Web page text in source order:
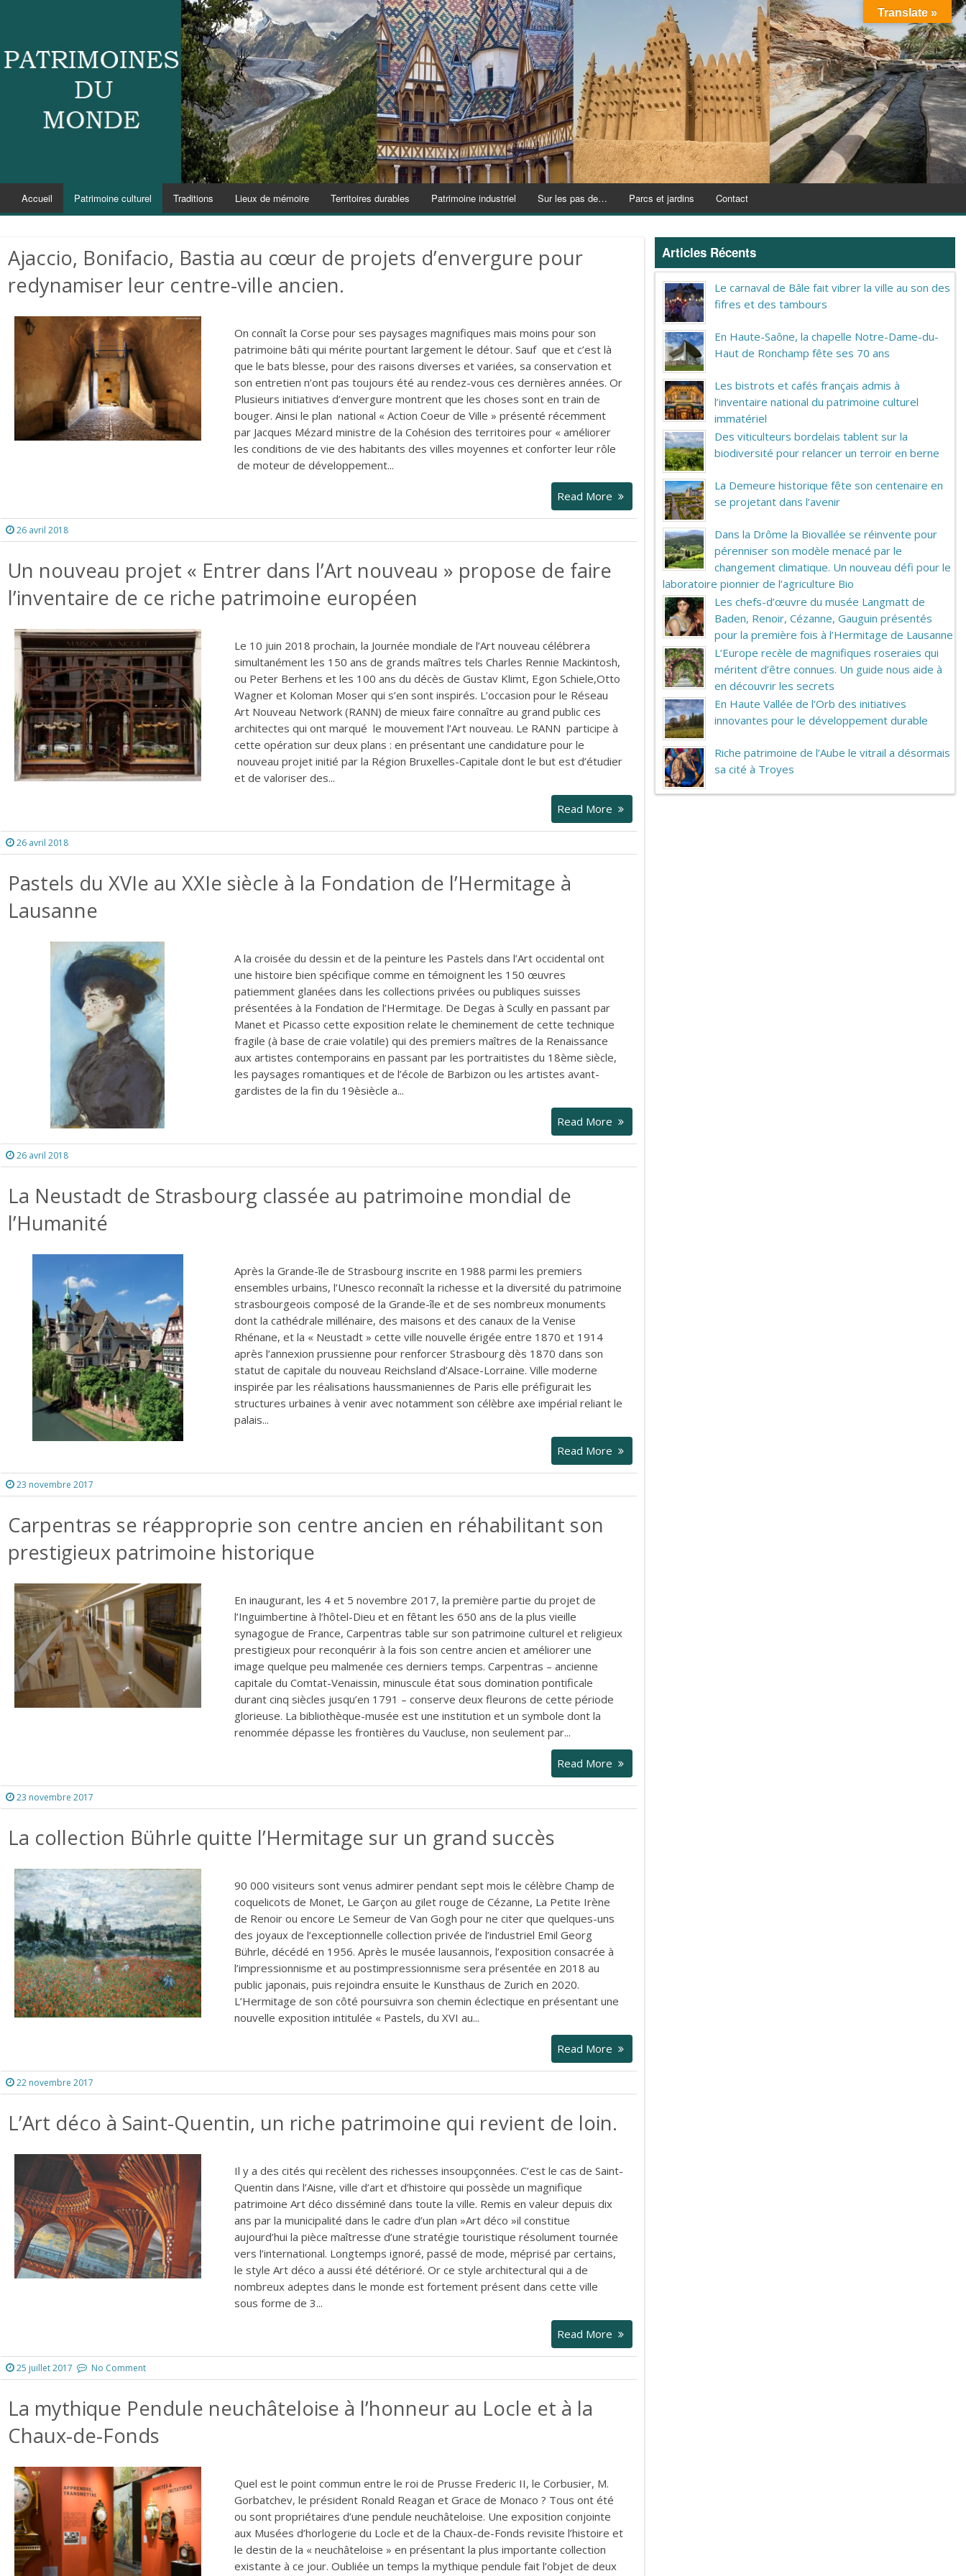
Accueil Patrimoine culturel Traditions Lieux de mémoire Territoires durables Patrimoine industriel Sur les pas de… Parcs et jardins Contact
Ajaccio, Bonifacio, Bastia au cœur de projets d’envergure pour
redynamiser leur centre-ville ancien.
On connaît la Corse pour ses paysages magnifiques mais moins pour son
patrimoine bâti qui mérite pourtant largement le détour. Sauf que et c’est là
que le bats blesse, pour des raisons diverses et variées, sa conservation et
son entretien n’ont pas toujours été au rendez-vous ces dernières années. Or
Plusieurs initiatives d’envergure montrent que les choses sont en train de
bouger. Ainsi le plan national « Action Coeur de Ville » présenté récemment
par Jacques Mézard ministre de la Cohésion des territoires pour « améliorer
les conditions de vie des habitants des villes moyennes et conforter leur rôle
de moteur de développement...
Read More
26 avril 2018
Un nouveau projet « Entrer dans l’Art nouveau » propose de faire
l’inventaire de ce riche patrimoine européen
Le 10 juin 2018 prochain, la Journée mondiale de l’Art nouveau célébrera
simultanément les 150 ans de grands maîtres tels Charles Rennie Mackintosh,
ou Peter Berhens et les 100 ans du décès de Gustav Klimt, Egon Schiele,Otto
Wagner et Koloman Moser qui s’en sont inspirés. L’occasion pour le Réseau
Art Nouveau Network (RANN) de mieux faire connaître au grand public ces
architectes qui ont marqué le mouvement l’Art nouveau. Le RANN participe à
cette opération sur deux plans : en présentant une candidature pour le
nouveau projet initié par la Région Bruxelles-Capitale dont le but est d’étudier
et de valoriser des...
Read More
26 avril 2018
Pastels du XVIe au XXIe siècle à la Fondation de l’Hermitage à
Lausanne
A la croisée du dessin et de la peinture les Pastels dans l’Art occidental ont
une histoire bien spécifique comme en témoignent les 150 œuvres
patiemment glanées dans les collections privées ou publiques suisses
présentées à la Fondation de l’Hermitage. De Degas à Scully en passant par
Manet et Picasso cette exposition relate le cheminement de cette technique
fragile (à base de craie volatile) qui des premiers maîtres de la Renaissance
aux artistes contemporains en passant par les portraitistes du 18ème siècle,
les paysages romantiques et de l’école de Barbizon ou les artistes avant-
gardistes de la fin du 19èsiècle a...
Read More
26 avril 2018
La Neustadt de Strasbourg classée au patrimoine mondial de
l’Humanité
Après la Grande-île de Strasbourg inscrite en 1988 parmi les premiers
ensembles urbains, l’Unesco reconnaît la richesse et la diversité du patrimoine
strasbourgeois composé de la Grande-île et de ses nombreux monuments
dont la cathédrale millénaire, des maisons et des canaux de la Venise
Rhénane, et la « Neustadt » cette ville nouvelle érigée entre 1870 et 1914
après l’annexion prussienne pour renforcer Strasbourg dès 1870 dans son
statut de capitale du nouveau Reichsland d’Alsace-Lorraine. Ville moderne
inspirée par les réalisations haussmaniennes de Paris elle préfigurait les
structures urbaines à venir avec notamment son célèbre axe impérial reliant le
palais...
Read More
23 novembre 2017
Carpentras se réapproprie son centre ancien en réhabilitant son
prestigieux patrimoine historique
En inaugurant, les 4 et 5 novembre 2017, la première partie du projet de
l’Inguimbertine à l’hôtel-Dieu et en fêtant les 650 ans de la plus vieille
synagogue de France, Carpentras table sur son patrimoine culturel et religieux
prestigieux pour reconquérir à la fois son centre ancien et améliorer une
image quelque peu malmenée ces derniers temps. Carpentras – ancienne
capitale du Comtat-Venaissin, minuscule état sous domination pontificale
durant cinq siècles jusqu’en 1791 – conserve deux fleurons de cette période
glorieuse. La bibliothèque-musée est une institution et un symbole dont la
renommée dépasse les frontières du Vaucluse, non seulement par...
Read More
23 novembre 2017
La collection Bührle quitte l’Hermitage sur un grand succès
90 000 visiteurs sont venus admirer pendant sept mois le célèbre Champ de
coquelicots de Monet, Le Garçon au gilet rouge de Cézanne, La Petite Irène
de Renoir ou encore Le Semeur de Van Gogh pour ne citer que quelques-uns
des joyaux de l’exceptionnelle collection privée de l’industriel Emil Georg
Bührle, décédé en 1956. Après le musée lausannois, l’exposition consacrée à
l’impressionnisme et au postimpressionnisme sera présentée en 2018 au
public japonais, puis rejoindra ensuite le Kunsthaus de Zurich en 2020.
L’Hermitage de son côté poursuivra son chemin éclectique en présentant une
nouvelle exposition intitulée « Pastels, du XVI au...
Read More
22 novembre 2017
L’Art déco à Saint-Quentin, un riche patrimoine qui revient de loin.
Il y a des cités qui recèlent des richesses insoupçonnées. C’est le cas de Saint-
Quentin dans l’Aisne, ville d’art et d’histoire qui possède un magnifique
patrimoine Art déco disséminé dans toute la ville. Remis en valeur depuis dix
ans par la municipalité dans le cadre d’un plan »Art déco »il constitue
aujourd’hui la pièce maîtresse d’une stratégie touristique résolument tournée
vers l’international. Longtemps ignoré, passé de mode, méprisé par certains,
le style Art déco a aussi été détérioré. Or ce style architectural qui a de
nombreux adeptes dans le monde est fortement présent dans cette ville
sous forme de 3...
Read More
25 juillet 2017 No Comment
La mythique Pendule neuchâteloise à l’honneur au Locle et à la
Chaux-de-Fonds
Quel est le point commun entre le roi de Prusse Frederic II, le Corbusier, M.
Gorbatchev, le président Ronald Reagan et Grace de Monaco ? Tous ont été
ou sont propriétaires d’une pendule neuchâteloise. Une exposition conjointe
aux Musées d’horlogerie du Locle et de la Chaux-de-Fonds revisite l’histoire et
le destin de la « neuchâteloise » en présentant la plus importante collection
existante à ce jour. Oubliée un temps la mythique pendule fait l’objet de deux
Articles Récents
Le carnaval de Bâle fait vibrer la ville au son des
fifres et des tambours
En Haute-Saône, la chapelle Notre-Dame-du-
Haut de Ronchamp fête ses 70 ans
Les bistrots et cafés français admis à
l’inventaire national du patrimoine culturel
immatériel
Des viticulteurs bordelais tablent sur la
biodiversité pour relancer un terroir en berne
La Demeure historique fête son centenaire en
se projetant dans l’avenir
Dans la Drôme la Biovallée se réinvente pour
pérenniser son modèle menacé par le
changement climatique. Un nouveau défi pour le
laboratoire pionnier de l’agriculture Bio
Les chefs-d’œuvre du musée Langmatt de
Baden, Renoir, Cézanne, Gauguin présentés
pour la première fois à l’Hermitage de Lausanne
L’Europe recèle de magnifiques roseraies qui
méritent d’être connues. Un guide nous aide à
en découvrir les secrets
En Haute Vallée de l’Orb des initiatives
innovantes pour le développement durable
Riche patrimoine de l’Aube le vitrail a désormais
sa cité à Troyes
Translate »